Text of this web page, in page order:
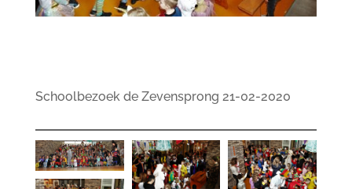
Schoolbezoek de Zevensprong 21-02-2020